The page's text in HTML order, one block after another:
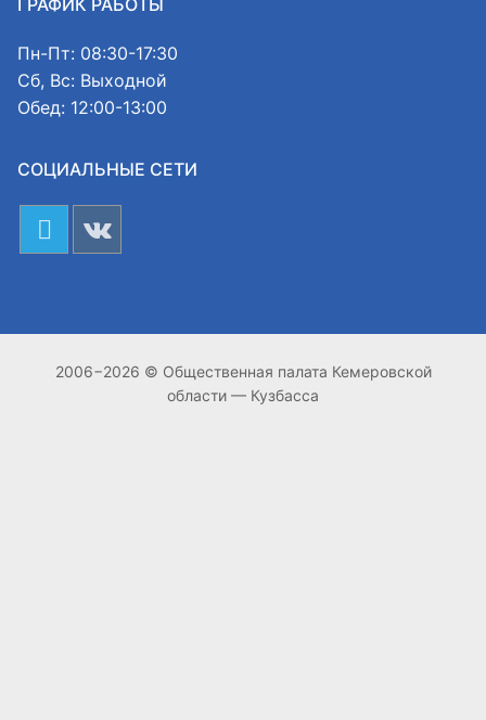
Пн-Пт: 08:30-17:30
Сб, Вс: Выходной
Обед: 12:00-13:00
СОЦИАЛЬНЫЕ СЕТИ
2006−2026 © Общественная палата Кемеровской
области — Кузбасса